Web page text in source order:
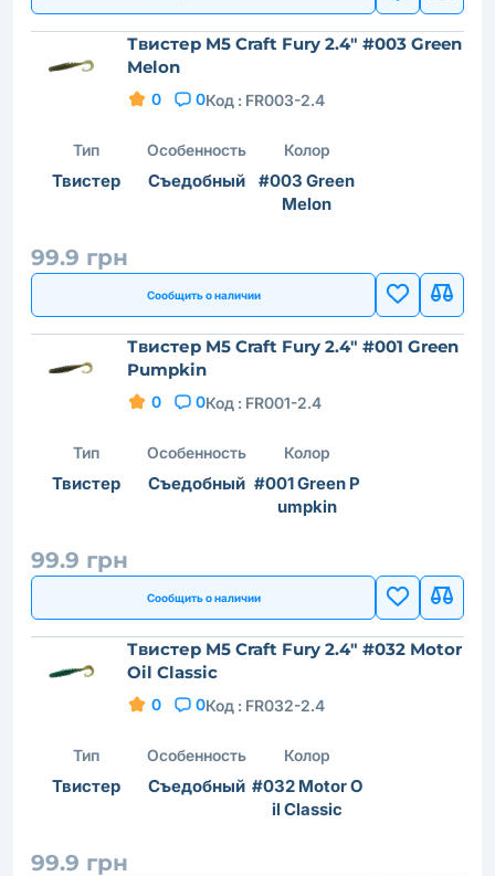
Твистер M5 Craft Fury 2.4" #003 Green
Melon
0 0Код : FR003-2.4
Тип
Твистер
Особенность
Съедобный
Колор
#003 Green
Melon
99.9 грн
Сообщить о наличии
Твистер M5 Craft Fury 2.4" #001 Green
Pumpkin
0 0Код : FR001-2.4
Тип
Твистер
Особенность
Съедобный
Колор
#001 Green P
umpkin
99.9 грн
Сообщить о наличии
Твистер M5 Craft Fury 2.4" #032 Motor
Oil Classic
0 0Код : FR032-2.4
Тип
Твистер
Особенность
Съедобный
Колор
#032 Motor O
il Classic
99.9 грн